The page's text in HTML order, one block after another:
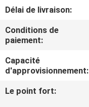
DE
LA
QUALITÉ
NOUS
CONTACTER
Délai de livraison:
Conditions de
paiement:
Capacité
d'approvisionnement:
Le point fort: